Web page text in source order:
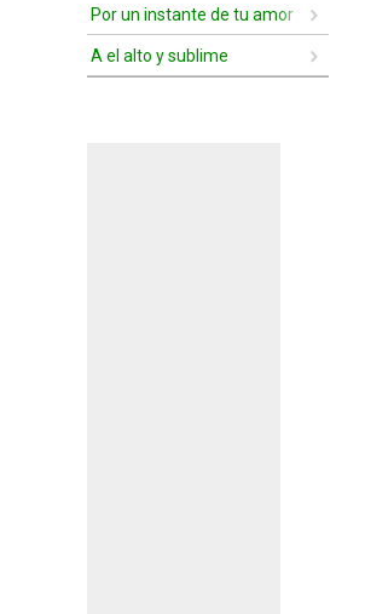
Por un instante de tu amor
A el alto y sublime